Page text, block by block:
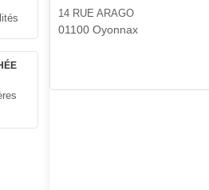
14 RUE ARAGO
01100 Oyonnax